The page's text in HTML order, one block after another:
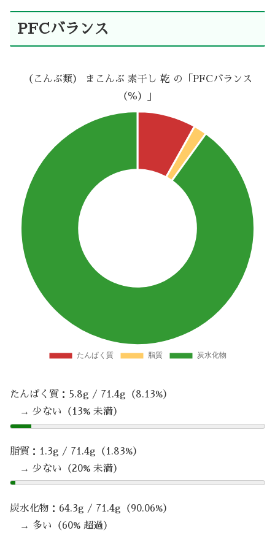
PFCバランス
（こんぶ類） まこんぶ 素干し 乾 の「PFCバランス
（％）」
たんぱく質：5.8g / 71.4g（8.13%）
→ 少ない（13% 未満）
脂質：1.3g / 71.4g（1.83%）
→ 少ない（20% 未満）
炭水化物：64.3g / 71.4g（90.06%）
→ 多い（60% 超過）